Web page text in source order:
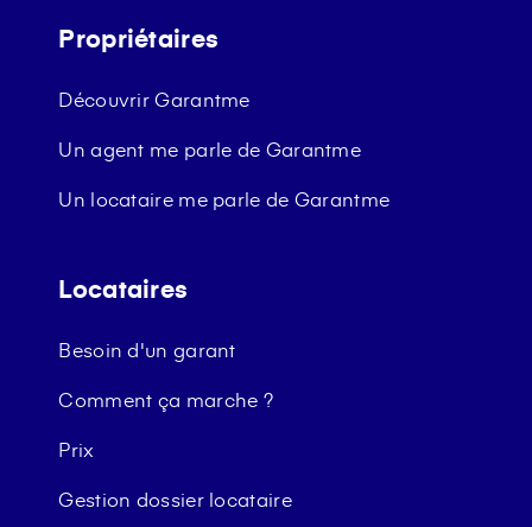
Propriétaires
Découvrir Garantme
Un agent me parle de Garantme
Un locataire me parle de Garantme
Locataires
Besoin d'un garant
Comment ça marche ?
Prix
Gestion dossier locataire